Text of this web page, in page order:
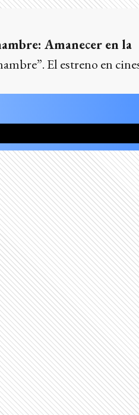
Amanecer en la
El estreno en